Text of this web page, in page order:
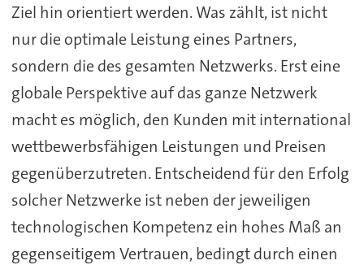
Ziel hin orientiert werden. Was zählt, ist nicht
nur die optimale Leistung eines Partners,
sondern die des gesamten Netzwerks. Erst eine
globale Perspektive auf das ganze Netzwerk
macht es möglich, den Kunden mit international
wettbewerbsfähigen Leistungen und Preisen
gegenüberzutreten. Entscheidend für den Erfolg
solcher Netzwerke ist neben der jeweiligen
technologischen Kompetenz ein hohes Maß an
gegenseitigem Vertrauen, bedingt durch einen